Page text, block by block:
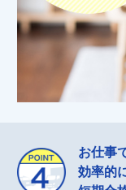
お仕事
効率的